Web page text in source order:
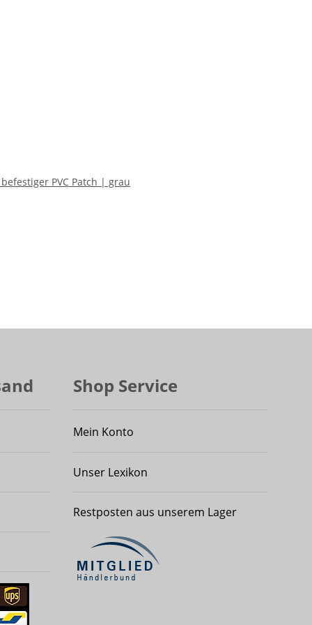
PVC Patch | grau
Shop Service
Mein Konto
Unser Lexikon
Restposten aus unserem Lager